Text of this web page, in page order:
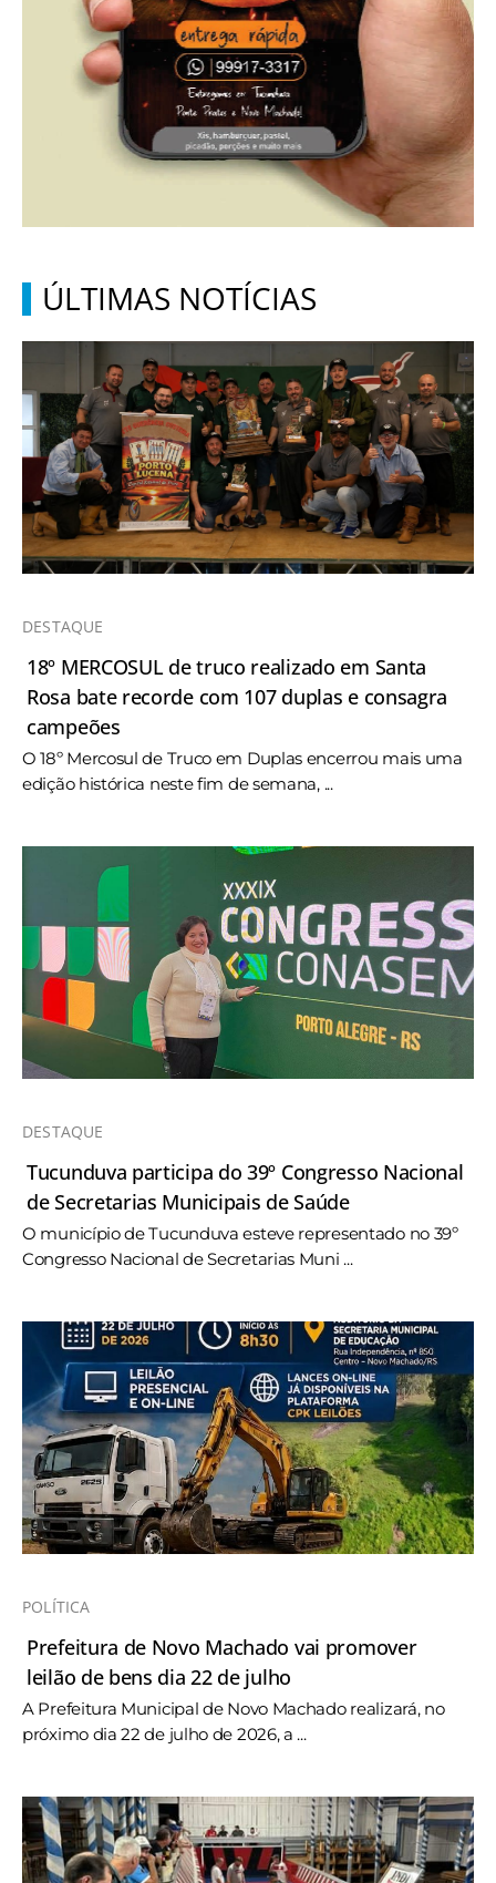
ÚLTIMAS NOTÍCIAS
DESTAQUE
18º MERCOSUL de truco realizado em Santa
Rosa bate recorde com 107 duplas e consagra
campeões
O 18º Mercosul de Truco em Duplas encerrou mais uma
edição histórica neste fim de semana, ...
DESTAQUE
Tucunduva participa do 39º Congresso Nacional
de Secretarias Municipais de Saúde
O município de Tucunduva esteve representado no 39º
Congresso Nacional de Secretarias Muni ...
POLÍTICA
Prefeitura de Novo Machado vai promover
leilão de bens dia 22 de julho
A Prefeitura Municipal de Novo Machado realizará, no
próximo dia 22 de julho de 2026, a ...